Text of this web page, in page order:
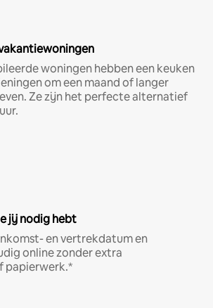
woningen hebben een keuken
om een maand of langer
Ze zijn het perfecte alternatief
jij nodig hebt
en vertrekdatum en
online zonder extra
papierwerk.*